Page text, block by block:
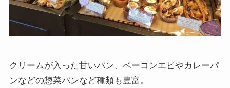
クリームが入った甘いパン、ベーコンエピやカレーパ
ンなどの惣菜パンなど種類も豊富。